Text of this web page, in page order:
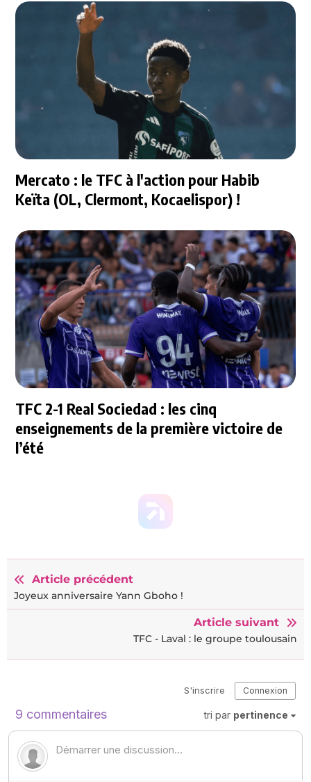
Mercato : le TFC à l'action pour Habib
Keïta (OL, Clermont, Kocaelispor) !
TFC 2-1 Real Sociedad : les cinq
enseignements de la première victoire de
l’été
Article précédent
Joyeux anniversaire Yann Gboho !
Article suivant
TFC - Laval : le groupe toulousain